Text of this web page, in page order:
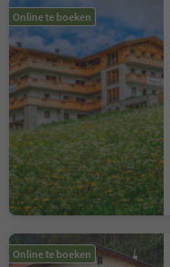
Online te boeken
Online te boeken